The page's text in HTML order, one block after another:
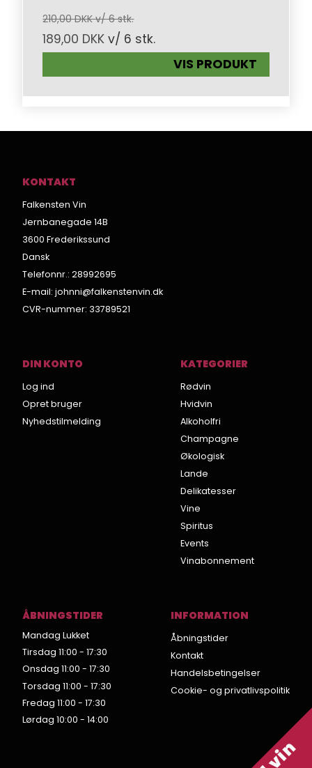
210,00 DKK v/ 6 stk.
189,00 DKK v/ 6 stk.
VIS PRODUKT
KONTAKT
Falkensten Vin
Jernbanegade 14B
3600 Frederikssund
Dansk
Telefonnr.: 28992695
E-mail: johnni@falkenstenvin.dk
CVR-nummer: 33789521
DIN KONTO
Log ind
Opret bruger
Nyhedstilmelding
KATEGORIER
Rødvin
Hvidvin
Alkoholfri
Champagne
Økologisk
Lande
Delikatesser
Vine
Spiritus
Events
Vinabonnement
ÅBNINGSTIDER
Mandag Lukket
Tirsdag 11:00 - 17:30
Onsdag 11:00 - 17:30
Torsdag 11:00 - 17:30
Fredag 11:00 - 17:30
Lørdag 10:00 - 14:00
INFORMATION
Åbningstider
Kontakt
Handelsbetingelser
Cookie- og privatlivspolitik